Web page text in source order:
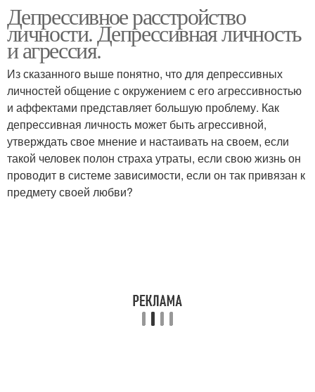
Депрессивное расстройство
личности. Депрессивная личность
и агрессия.
Из сказанного выше понятно, что для депрессивных
личностей общение с окружением с его агрессивностью
и аффектами представляет большую проблему. Как
депрессивная личность может быть агрессивной,
утверждать свое мнение и настаивать на своем, если
такой человек полон страха утраты, если свою жизнь он
проводит в системе зависимости, если он так привязан к
предмету своей любви?